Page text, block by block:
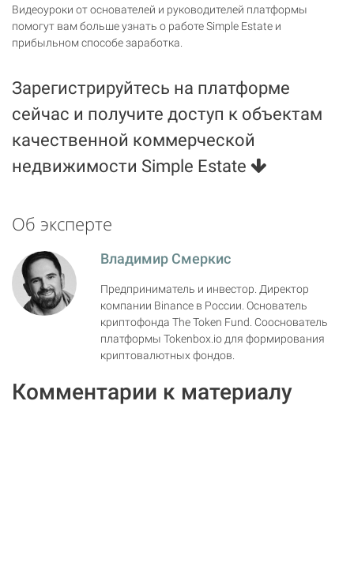
Видеоуроки от основателей и руководителей платформы
помогут вам больше узнать о работе Simple Estate и
прибыльном способе заработка.
Зарегистрируйтесь на платформе
сейчас и получите доступ к объектам
качественной коммерческой
недвижимости Simple Estate
Об эксперте
Владимир Смеркис
Предприниматель и инвестор. Директор
компании Binance в России. Основатель
криптофонда The Token Fund. Сооснователь
платформы Tokenbox.io для формирования
криптовалютных фондов.
Комментарии к материалу